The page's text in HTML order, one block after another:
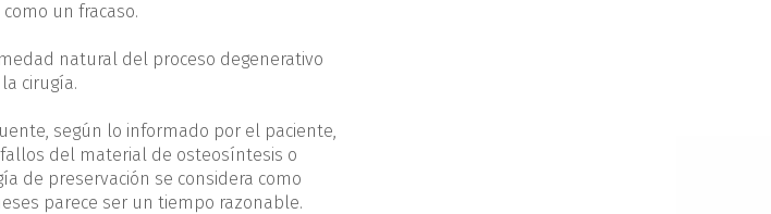
un fracaso.
natural del proceso degenerativo
cirugía.
según lo informado por el paciente,
del material de osteosíntesis o
de preservación se considera como
parece ser un tiempo razonable.